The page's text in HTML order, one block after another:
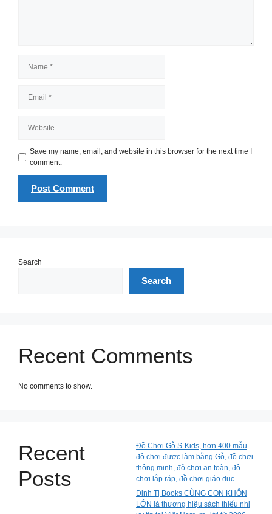
Save my name, email, and website in this browser for the next time I
comment.
Search
Search
Recent Comments
No comments to show.
Recent
Posts
Đồ Chơi Gỗ S-Kids, hơn 400 mẫu
đồ chơi được làm bằng Gỗ, đồ chơi
thông minh, đồ chơi an toàn, đồ
chơi lắp ráp, đồ chơi giáo dục
Đinh Tị Books CÙNG CON KHÔN
LỚN là thương hiệu sách thiếu nhi